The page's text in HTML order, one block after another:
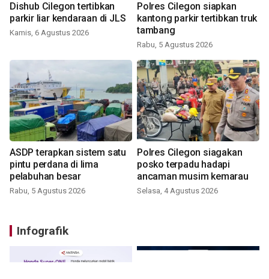
Dishub Cilegon tertibkan
parkir liar kendaraan di JLS
Kamis, 6 Agustus 2026
Polres Cilegon siapkan
kantong parkir tertibkan truk
tambang
Rabu, 5 Agustus 2026
ASDP terapkan sistem satu
pintu perdana di lima
pelabuhan besar
Rabu, 5 Agustus 2026
Polres Cilegon siagakan
posko terpadu hadapi
ancaman musim kemarau
Selasa, 4 Agustus 2026
Infografik